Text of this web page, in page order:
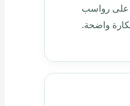
على رواسب
واضحة.